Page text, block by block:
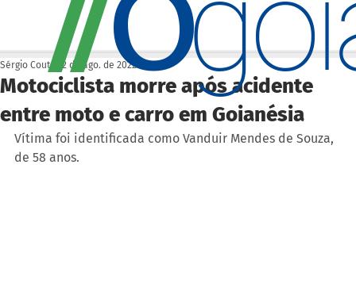
Motociclista morre após acidente
entre moto e carro em Goianésia
Sérgio Couto 22 de ago. de 2022
Vítima foi identificada como Vanduir Mendes de Souza,
de 58 anos.